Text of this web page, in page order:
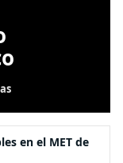
en el MET de